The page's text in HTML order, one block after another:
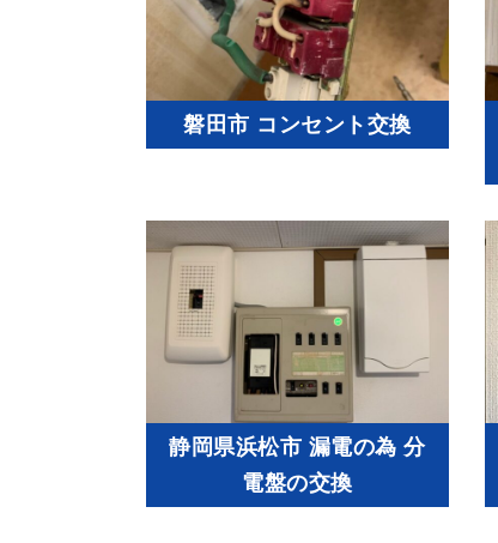
磐田市 コンセント交換
静岡県浜松市 漏電の為 分
電盤の交換